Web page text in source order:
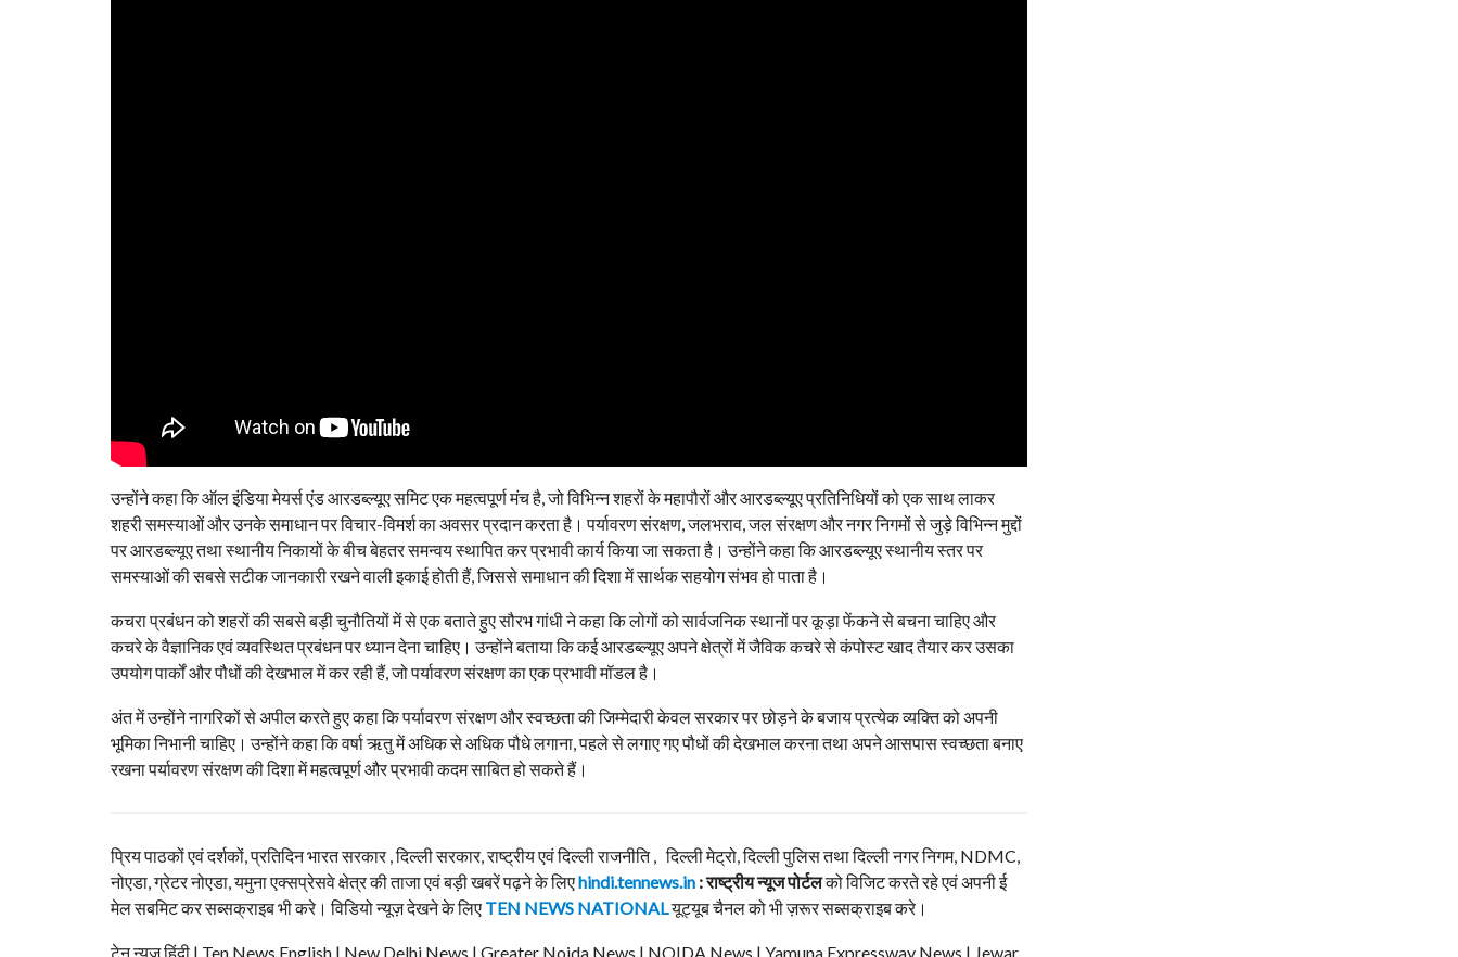
उन्होंने कहा कि ऑल इंडिया मेयर्स एंड आरडब्ल्यूए समिट एक महत्वपूर्ण मंच है, जो विभिन्न शहरों के महापौरों और आरडब्ल्यूए प्रतिनिधियों को एक साथ लाकर
शहरी समस्याओं और उनके समाधान पर विचार-विमर्श का अवसर प्रदान करता है। पर्यावरण संरक्षण, जलभराव, जल संरक्षण और नगर निगमों से जुड़े विभिन्न मुद्दों
पर आरडब्ल्यूए तथा स्थानीय निकायों के बीच बेहतर समन्वय स्थापित कर प्रभावी कार्य किया जा सकता है। उन्होंने कहा कि आरडब्ल्यूए स्थानीय स्तर पर
समस्याओं की सबसे सटीक जानकारी रखने वाली इकाई होती हैं, जिससे समाधान की दिशा में सार्थक सहयोग संभव हो पाता है।
कचरा प्रबंधन को शहरों की सबसे बड़ी चुनौतियों में से एक बताते हुए सौरभ गांधी ने कहा कि लोगों को सार्वजनिक स्थानों पर कूड़ा फेंकने से बचना चाहिए और
कचरे के वैज्ञानिक एवं व्यवस्थित प्रबंधन पर ध्यान देना चाहिए। उन्होंने बताया कि कई आरडब्ल्यूए अपने क्षेत्रों में जैविक कचरे से कंपोस्ट खाद तैयार कर उसका
उपयोग पार्कों और पौधों की देखभाल में कर रही हैं, जो पर्यावरण संरक्षण का एक प्रभावी मॉडल है।
अंत में उन्होंने नागरिकों से अपील करते हुए कहा कि पर्यावरण संरक्षण और स्वच्छता की जिम्मेदारी केवल सरकार पर छोड़ने के बजाय प्रत्येक व्यक्ति को अपनी
भूमिका निभानी चाहिए। उन्होंने कहा कि वर्षा ऋतु में अधिक से अधिक पौधे लगाना, पहले से लगाए गए पौधों की देखभाल करना तथा अपने आसपास स्वच्छता बनाए
रखना पर्यावरण संरक्षण की दिशा में महत्वपूर्ण और प्रभावी कदम साबित हो सकते हैं।
प्रिय पाठकों एवं दर्शकों, प्रतिदिन भारत सरकार , दिल्ली सरकार, राष्ट्रीय एवं दिल्ली राजनीति , दिल्ली मेट्रो, दिल्ली पुलिस तथा दिल्ली नगर निगम, NDMC,
नोएडा, ग्रेटर नोएडा, यमुना एक्सप्रेसवे क्षेत्र की ताजा एवं बड़ी खबरें पढ़ने के लिएhindi.tennews.in : राष्ट्रीय न्यूज पोर्टलको विजिट करते रहे एवं अपनी ई
मेल सबमिट कर सब्सक्राइब भी करे। विडियो न्यूज़ देखने के लिए TEN NEWS NATIONAL यूट्यूब चैनल को भी ज़रूर सब्सक्राइब करे।
टेन न्यूज हिंदी | Ten News English | New Delhi News | Greater Noida News | NOIDA News | Yamuna Expressway News | Jewar